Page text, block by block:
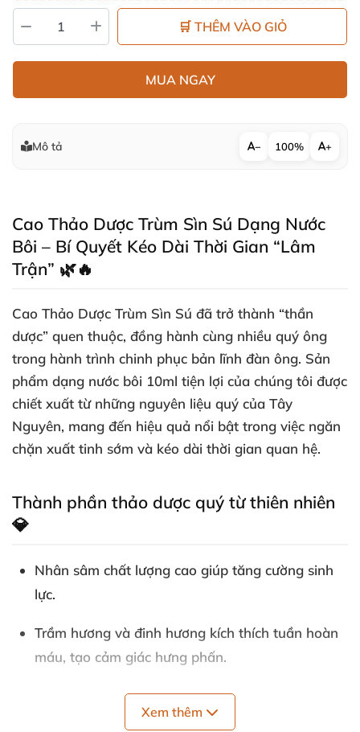
🛒 THÊM VÀO GIỎ
MUA NGAY
Mô tả − 100% +
Cao Thảo Dược Trùm Sìn Sú Dạng Nước
Bôi – Bí Quyết Kéo Dài Thời Gian “Lâm
Trận” 🌿🔥
Cao Thảo Dược Trùm Sìn Sú đã trở thành “thần
dược” quen thuộc, đồng hành cùng nhiều quý ông
trong hành trình chinh phục bản lĩnh đàn ông. Sản
phẩm dạng nước bôi 10ml tiện lợi của chúng tôi được
chiết xuất từ những nguyên liệu quý của Tây
Nguyên, mang đến hiệu quả nổi bật trong việc ngăn
chặn xuất tinh sớm và kéo dài thời gian quan hệ.
Thành phần thảo dược quý từ thiên nhiên
💎
Nhân sâm chất lượng cao giúp tăng cường sinh
lực.
Trầm hương và đinh hương kích thích tuần hoàn
máu, tạo cảm giác hưng phấn.
Ba kích, rễ linh chi, bạch chỉ và thương truật hỗ
trợ bồi bổ cơ thể, tăng sức bền.
Xem thêm